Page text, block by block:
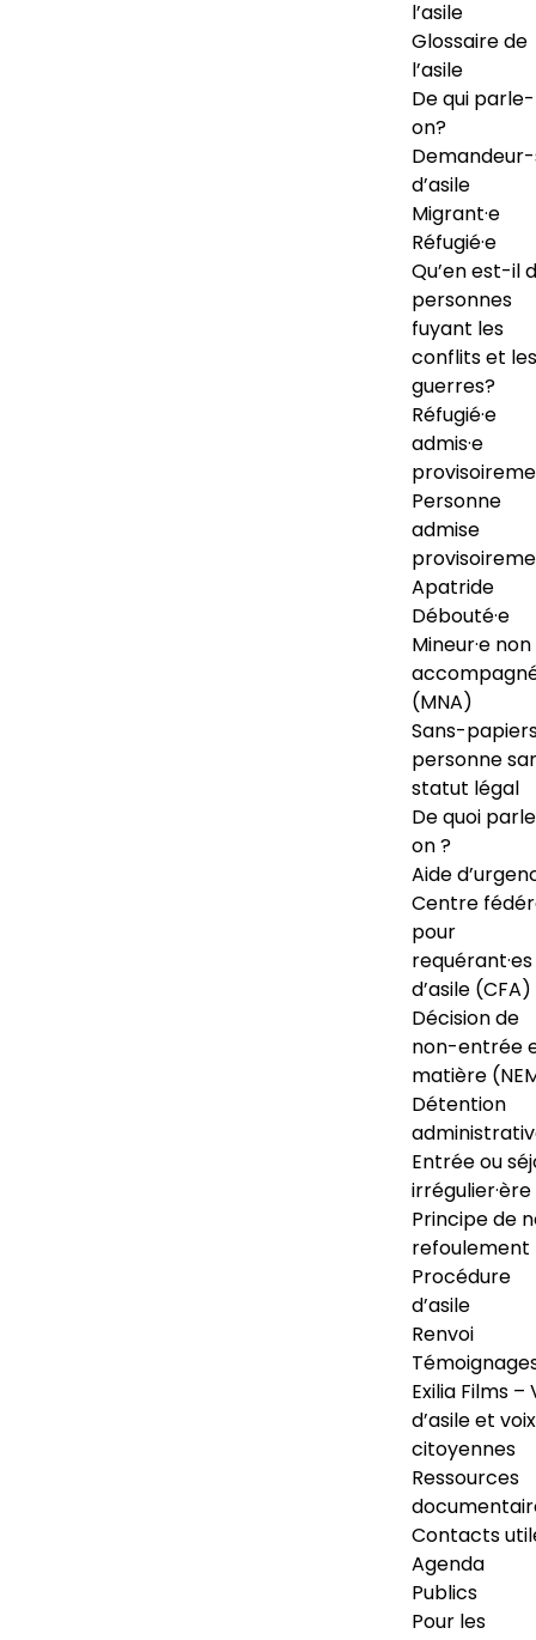
l’asile
Glossaire de
l’asile
De qui
on?
d’asile
Migrant·e
Réfugié·e
Qu’en est-il
personnes
fuyant les
conflits et les
guerres?
Réfugié·e
admis·e
Personne
admise
Apatride
Débouté·e
Mineur·e non
(MNA)
Sans-
personne
statut légal
De quoi
on ?
Aide
Centre
pour
requérant·es
d’asile (CFA)
Décision de
non-entrée
matière
Détention
Entrée ou
irrégulier·ère
Principe de
refoulement
Procédure
d’asile
Renvoi
Exilia Films –
d’asile et voix
citoyennes
Ressources
Contacts
Agenda
Publics
Pour les